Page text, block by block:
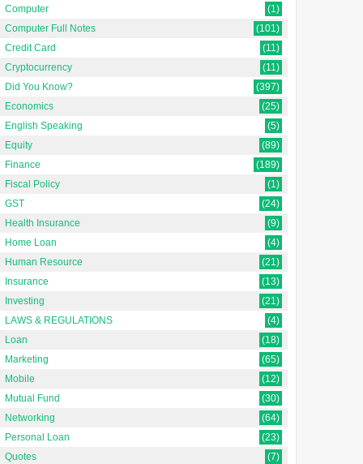
Computer
(1)
Computer Full Notes
(101)
Credit Card
(11)
Cryptocurrency
(11)
Did You Know?
(397)
Economics
(25)
English Speaking
(5)
Equity
(89)
Finance
(189)
Fiscal Policy
(1)
GST
(24)
Health Insurance
(9)
Home Loan
(4)
Human Resource
(21)
Insurance
(13)
Investing
(21)
LAWS & REGULATIONS
(4)
Loan
(18)
Marketing
(65)
Mobile
(12)
Mutual Fund
(30)
Networking
(64)
Personal Loan
(23)
Quotes
(7)